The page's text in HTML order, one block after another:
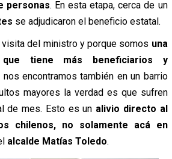
personas. En esta etapa, cerca de un
se adjudicaron el beneficio estatal.
visita del ministro y porque somos una
tiene más beneficiarios y
nos encontramos también en un barrio
mayores la verdad es que sufren
de mes. Esto es un alivio directo al
chilenos, no solamente acá en
alcalde Matías Toledo.